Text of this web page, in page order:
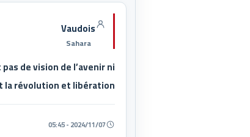
Vaudois
Sahara
de vision de l’avenir ni
la révolution et libération
2024/11/07 - 05:45